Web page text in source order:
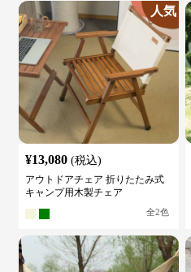
人気
¥13,080 (税込)
アウトドアチェア 折りたたみ式
キャンプ用木製チェア
全2色